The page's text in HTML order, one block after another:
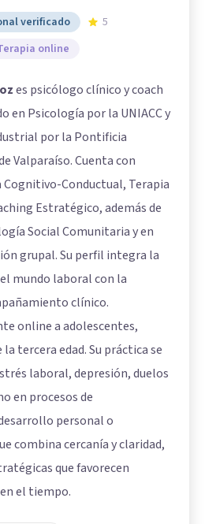
verificado
5
online
es psicólogo clínico y coach
en Psicología por la UNIACC y
por la Pontificia
Valparaíso. Cuenta con
Conductual, Terapia
Estratégico, además de
Social Comunitaria y en
grupal. Su perfil integra la
mundo laboral con la
clínico.
online a adolescentes,
tercera edad. Su práctica se
laboral, depresión, duelos
en procesos de
personal o
combina cercanía y claridad,
que favorecen
el tiempo.